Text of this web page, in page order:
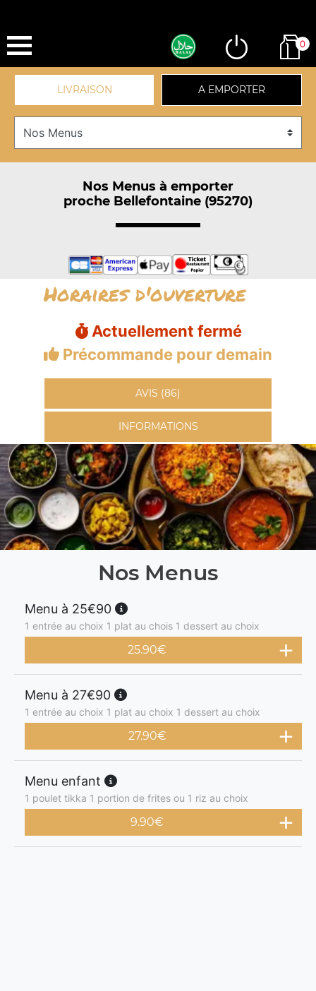
0
LIVRAISON A EMPORTER
Nos Menus à emporter
proche Bellefontaine (95270)
Horaires d'ouverture
Actuellement fermé
Précommande pour demain
AVIS (86)
INFORMATIONS
Nos Menus
Menu à 25€90
1 entrée au choix 1 plat au chois 1 dessert au choix
25.90€
Menu à 27€90
1 entrée au choix 1 plat au choix 1 dessert au choix
27.90€
Menu enfant
1 poulet tikka 1 portion de frites ou 1 riz au choix
9.90€